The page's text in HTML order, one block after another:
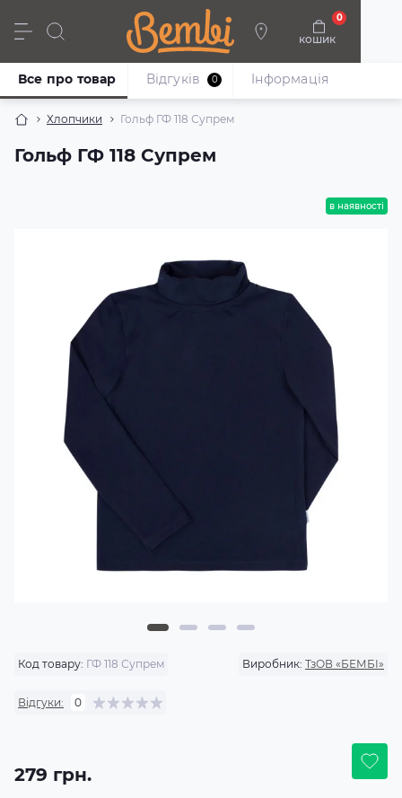
кошик
0
Дівчата Хлопці Немовлята Взуття
Хлопчики Гольф ГФ 118 Супрем
Гольф ГФ 118 Супрем
Все про товар Відгуків 0 Iнформація
в наявності
Код товару: ГФ 118 Супрем Виробник: ТзОВ «БЕМБІ»
Відгуки: 0
279 грн.